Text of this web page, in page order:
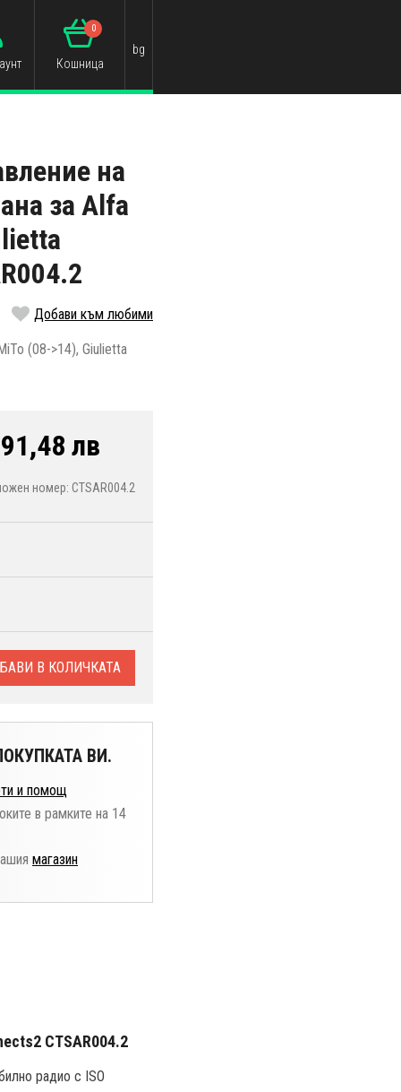
Кошница
0
bg
на
за Alfa
Добави към любими
(08->14), Giulietta
лв
номер: CTSAR004.2
В КОЛИЧКАТА
ВИ.
и помощ
в рамките на 14
магазин
CTSAR004.2
радио с ISO